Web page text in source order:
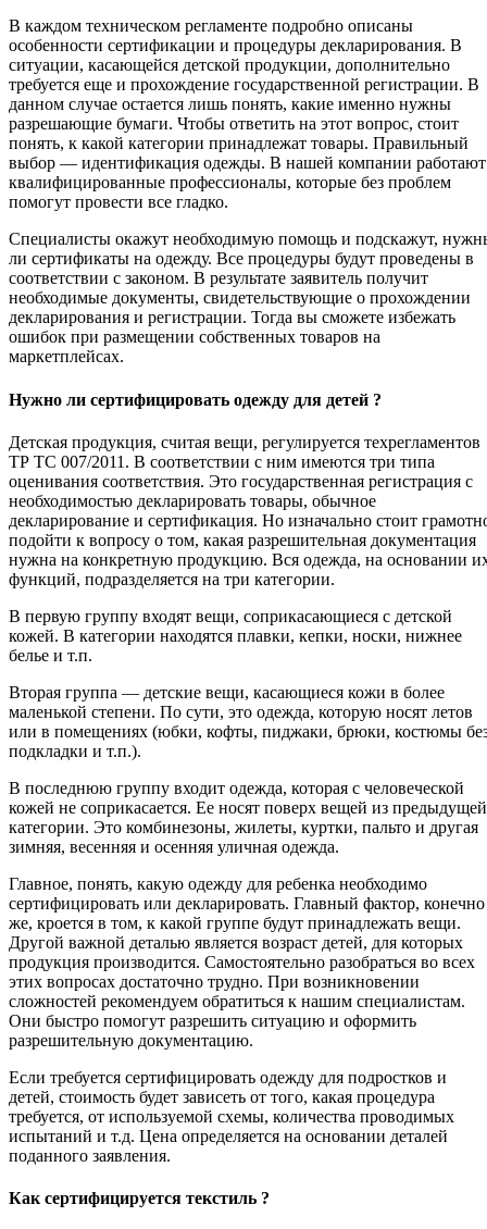
В каждом техническом регламенте подробно описаны
особенности сертификации и процедуры декларирования. В
ситуации, касающейся детской продукции, дополнительно
требуется еще и прохождение государственной регистрации. В
данном случае остается лишь понять, какие именно нужны
разрешающие бумаги. Чтобы ответить на этот вопрос, стоит
понять, к какой категории принадлежат товары. Правильный
выбор — идентификация одежды. В нашей компании работают
квалифицированные профессионалы, которые без проблем
помогут провести все гладко.
Специалисты окажут необходимую помощь и подскажут,
ли сертификаты на одежду. Все процедуры будут проведены в
соответствии с законом. В результате заявитель получит
необходимые документы, свидетельствующие о прохождении
декларирования и регистрации. Тогда вы сможете избежать
ошибок при размещении собственных товаров на
маркетплейсах.
Нужно ли сертифицировать одежду для детей ?
Детская продукция, считая вещи, регулируется техрегламентов
ТР ТС 007/2011. В соответствии с ним имеются три типа
оценивания соответствия. Это государственная регистрация с
необходимостью декларировать товары, обычное
декларирование и сертификация. Но изначально стоит
подойти к вопросу о том, какая разрешительная документация
нужна на конкретную продукцию. Вся одежда, на основании
функций, подразделяется на три категории.
В первую группу входят вещи, соприкасающиеся с детской
кожей. В категории находятся плавки, кепки, носки, нижнее
белье и т.п.
Вторая группа — детские вещи, касающиеся кожи в более
маленькой степени. По сути, это одежда, которую носят летов
или в помещениях (юбки, кофты, пиджаки, брюки, костюмы
подкладки и т.п.).
В последнюю группу входит одежда, которая с человеческой
кожей не соприкасается. Ее носят поверх вещей из предыдущей
категории. Это комбинезоны, жилеты, куртки, пальто и другая
зимняя, весенняя и осенняя уличная одежда.
Главное, понять, какую одежду для ребенка необходимо
сертифицировать или декларировать. Главный фактор, конечно
же, кроется в том, к какой группе будут принадлежать вещи.
Другой важной деталью является возраст детей, для которых
продукция производится. Самостоятельно разобраться во всех
этих вопросах достаточно трудно. При возникновении
сложностей рекомендуем обратиться к нашим специалистам.
Они быстро помогут разрешить ситуацию и оформить
разрешительную документацию.
Если требуется сертифицировать одежду для подростков и
детей, стоимость будет зависеть от того, какая процедура
требуется, от используемой схемы, количества проводимых
испытаний и т.д. Цена определяется на основании деталей
поданного заявления.
Как сертифицируется текстиль ?